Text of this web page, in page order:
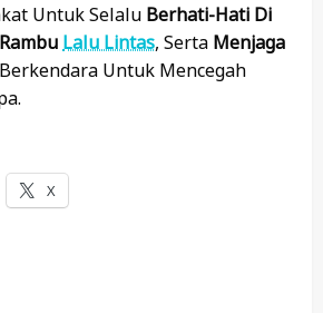
Untuk Selalu Berhati-Hati Di
Lalu Lintas, Serta Menjaga
Untuk Mencegah
X